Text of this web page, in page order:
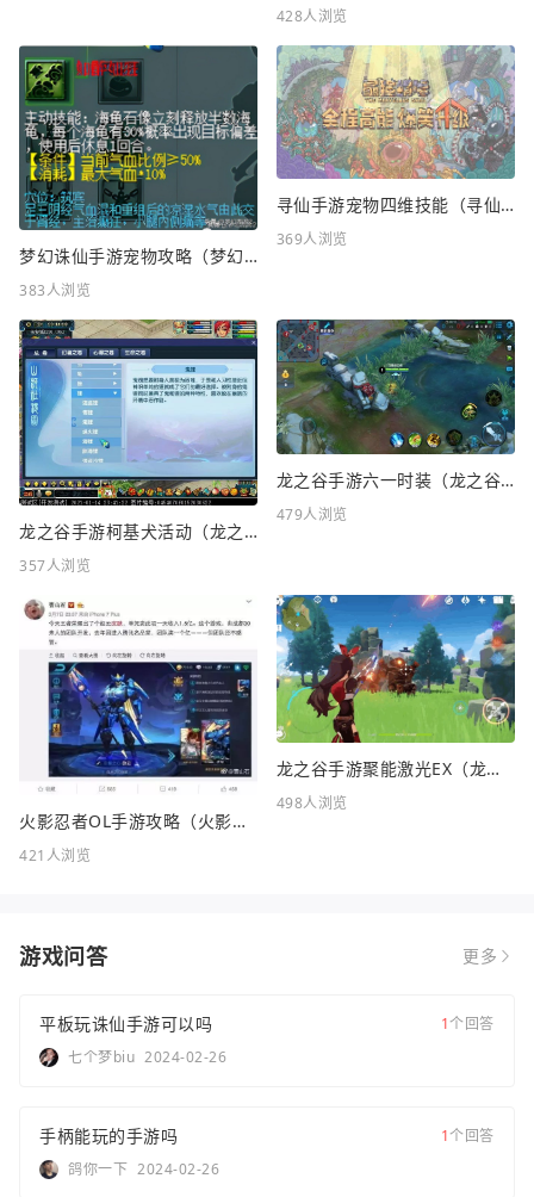
428人浏览
梦幻诛仙手游宠物攻略（梦幻诛仙手游宠物攻略最新）
383人浏览
寻仙手游宠物四维技能（寻仙手游宠物四维技能怎么升级）
369人浏览
龙之谷手游柯基犬活动（龙之谷KFC联动）
357人浏览
龙之谷手游六一时装（龙之谷手游六一时装怎么样）
479人浏览
火影忍者OL手游攻略（火影忍者OL手游攻略站）
421人浏览
龙之谷手游聚能激光EX（龙之谷FC）
498人浏览
游戏问答 更多
平板玩诛仙手游可以吗 1个回答
七个梦biu 2024-02-26
手柄能玩的手游吗 1个回答
鸽你一下 2024-02-26